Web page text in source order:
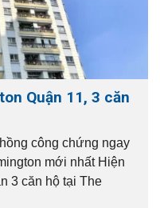
Quận 11, 3 căn
hồng công chứng ngay
mới nhất Hiện
3 căn hộ tại The